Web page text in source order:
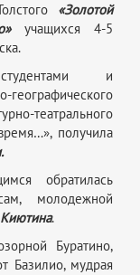
«Золотой
учащихся 4-5
и
театрального
получила
обратилась
молодежной
.
Буратино,
Базилио, мудрая